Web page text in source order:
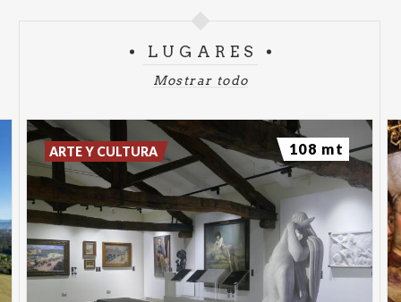
LUGARES
Mostrar todo
ARTE Y CULTURA 108 mt